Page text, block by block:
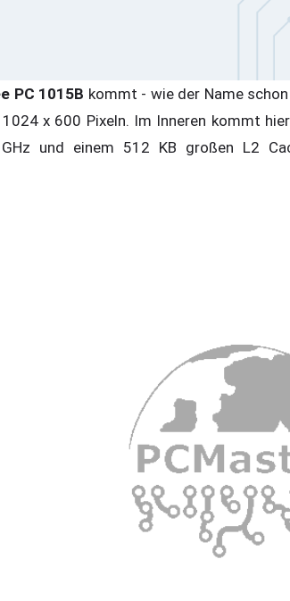
PC 1015B kommt - wie der Name
x 600 Pixeln. Im Inneren kommt
und einem 512 KB großen L2